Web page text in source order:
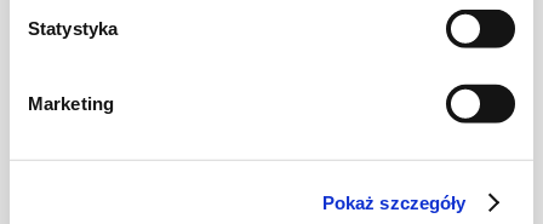
Statystyka
Marketing
Pokaż szczegóły